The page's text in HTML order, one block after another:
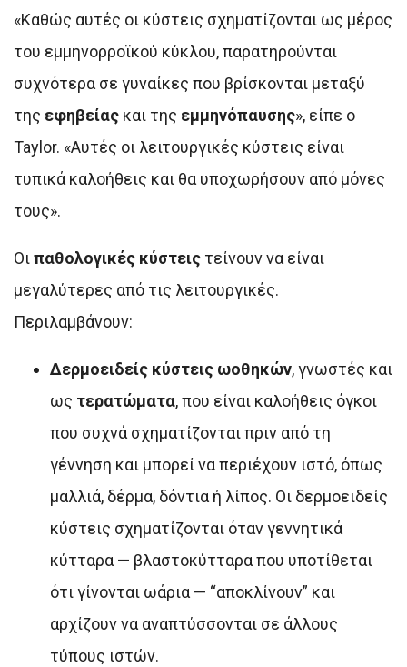
«Καθώς αυτές οι κύστεις σχηματίζονται ως μέρος
του εμμηνορροϊκού κύκλου, παρατηρούνται
συχνότερα σε γυναίκες που βρίσκονται μεταξύ
της εφηβείας και της εμμηνόπαυσης», είπε ο
Taylor. «Αυτές οι λειτουργικές κύστεις είναι
τυπικά καλοήθεις και θα υποχωρήσουν από μόνες
τους».
Οιπαθολογικές κύστεις τείνουν να είναι
μεγαλύτερες από τις λειτουργικές.
Περιλαμβάνουν:
Δερμοειδείς κύστεις ωοθηκών, γνωστές και
ως τερατώματα, που είναι καλοήθεις όγκοι
που συχνά σχηματίζονται πριν από τη
γέννηση και μπορεί να περιέχουν ιστό, όπως
μαλλιά, δέρμα, δόντια ή λίπος. Οι δερμοειδείς
κύστεις σχηματίζονται όταν γεννητικά
κύτταρα — βλαστοκύτταρα που υποτίθεται
ότι γίνονται ωάρια — “αποκλίνουν” και
αρχίζουν να αναπτύσσονται σε άλλους
τύπους ιστών.